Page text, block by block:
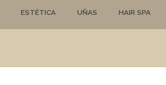
ESTÉTICA UÑAS HAIR SPA